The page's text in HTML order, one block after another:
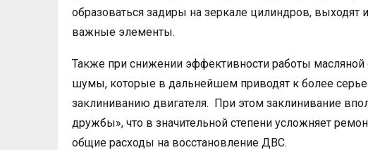
образоваться задиры на зеркале цилиндров,
важные элементы.
Также при снижении эффективности работы
шумы, которые в дальнейшем приводят к более
заклиниванию двигателя. При этом заклинивание
дружбы», что в значительной степени усложняет
общие расходы на восстановление ДВС.